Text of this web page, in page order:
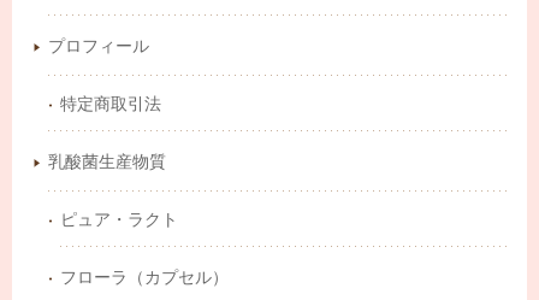
プロフィール
特定商取引法
乳酸菌生産物質
ピュア・ラクト
フローラ（カプセル）